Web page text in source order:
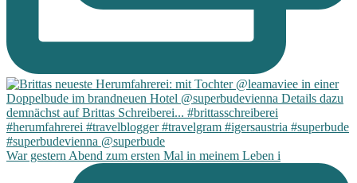
War gestern Abend zum ersten Mal in meinem Leben i